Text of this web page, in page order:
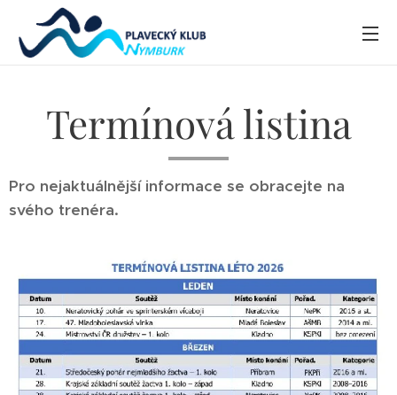
Termínová listina
Pro nejaktuálnější informace se obracejte na
svého trenéra.